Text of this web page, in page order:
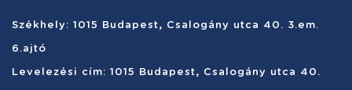
Székhely: 1015 Budapest, Csalogány utca 40. 3.em.
6.ajtó
Levelezési cím: 1015 Budapest, Csalogány utca 40.